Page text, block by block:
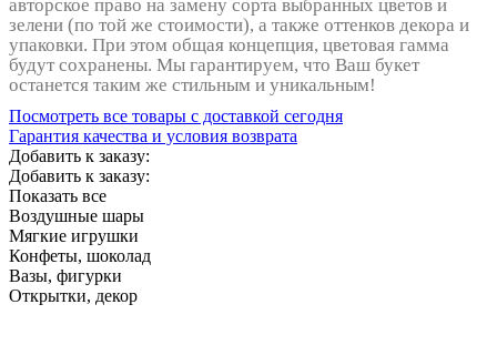
авторское право на замену сорта выбранных цветов и
зелени (по той же стоимости), а также оттенков декора и
упаковки. При этом общая концепция, цветовая гамма
будут сохранены. Мы гарантируем, что Ваш букет
останется таким же стильным и уникальным!
Посмотреть все товары с доставкой сегодня
Гарантия качества и условия возврата
Добавить к заказу:
Добавить к заказу:
Показать все
Воздушные шары
Мягкие игрушки
Конфеты, шоколад
Вазы, фигурки
Открытки, декор